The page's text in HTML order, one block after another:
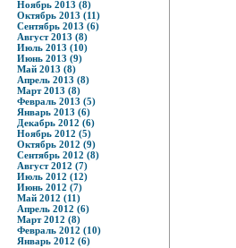
Ноябрь 2013 (8)
Октябрь 2013 (11)
Сентябрь 2013 (6)
Август 2013 (8)
Июль 2013 (10)
Июнь 2013 (9)
Май 2013 (8)
Апрель 2013 (8)
Март 2013 (8)
Февраль 2013 (5)
Январь 2013 (6)
Декабрь 2012 (6)
Ноябрь 2012 (5)
Октябрь 2012 (9)
Сентябрь 2012 (8)
Август 2012 (7)
Июль 2012 (12)
Июнь 2012 (7)
Май 2012 (11)
Апрель 2012 (6)
Март 2012 (8)
Февраль 2012 (10)
Январь 2012 (6)